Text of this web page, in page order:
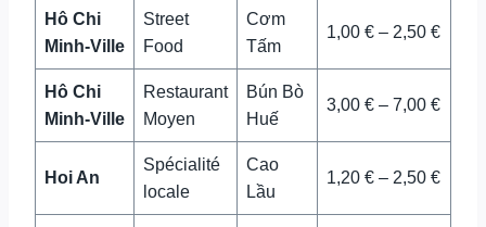
Hô Chi
Minh-Ville
Street
Food
Cơm
Tấm
1,00 € – 2,50 €
Hô Chi
Minh-Ville
Restaurant
Moyen
Bún Bò
Huế
3,00 € – 7,00 €
Hoi An
Spécialité
locale
Cao
Lầu
1,20 € – 2,50 €